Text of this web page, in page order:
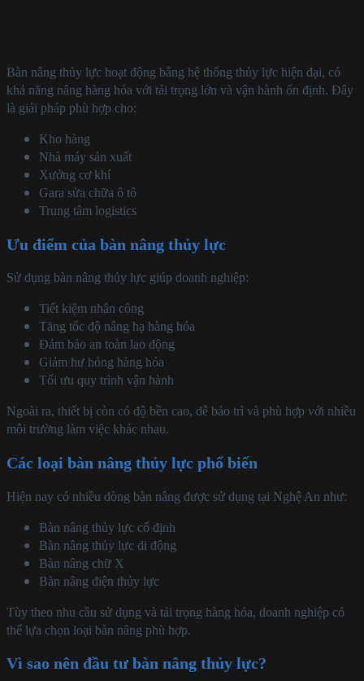
Bàn nâng thủy lực hoạt động bằng hệ thống thủy lực hiện đại, có
khả năng nâng hàng hóa với tải trọng lớn và vận hành ổn định. Đây
là giải pháp phù hợp cho:
Kho hàng
Nhà máy sản xuất
Xưởng cơ khí
Gara sửa chữa ô tô
Trung tâm logistics
Ưu điểm của bàn nâng thủy lực
Sử dụng bàn nâng thủy lực giúp doanh nghiệp:
Tiết kiệm nhân công
Tăng tốc độ nâng hạ hàng hóa
Đảm bảo an toàn lao động
Giảm hư hỏng hàng hóa
Tối ưu quy trình vận hành
Ngoài ra, thiết bị còn có độ bền cao, dễ bảo trì và phù hợp với nhiều
môi trường làm việc khác nhau.
Các loại bàn nâng thủy lực phổ biến
Hiện nay có nhiều dòng bàn nâng được sử dụng tại Nghệ An như:
Bàn nâng thủy lực cố định
Bàn nâng thủy lực di động
Bàn nâng chữ X
Bàn nâng điện thủy lực
Tùy theo nhu cầu sử dụng và tải trọng hàng hóa, doanh nghiệp có
thể lựa chọn loại bàn nâng phù hợp.
Vì sao nên đầu tư bàn nâng thủy lực?